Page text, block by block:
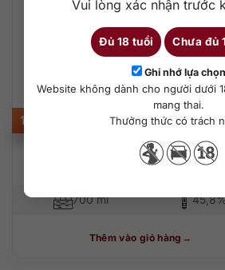
Vui lòng xác nhận trước
Đủ 18 tuổi Chưa đủ
Ghi nhớ lựa chọn
Website không dành cho người dưới
mang thai.
Thưởng thức có trách
Rượu Talisker Storm (700ml)
1.450.000
700 ml
Thêm vào giỏ hàng